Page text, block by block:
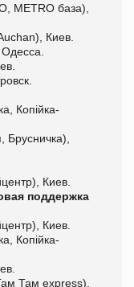
METRO база),
Киев.
Копійка-
Киев.
поддержка
Киев.
Копійка-
Там express),